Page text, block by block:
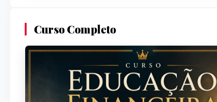
Curso Completo